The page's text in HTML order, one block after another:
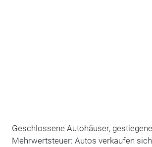
Geschlossene Autohäuser, gestiegene
Mehrwertsteuer: Autos verkaufen sich